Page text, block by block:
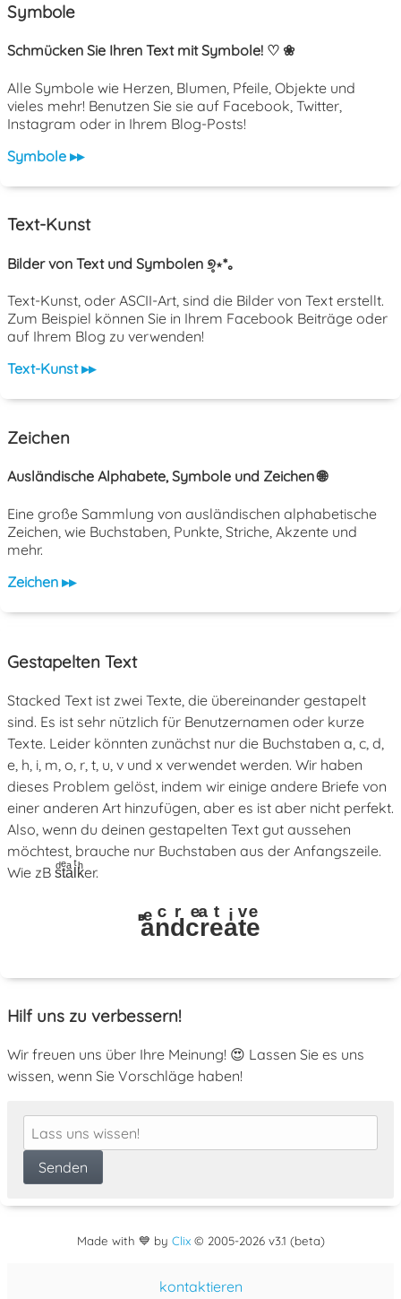
Symbole
Schmücken Sie Ihren Text mit Symbole! ♡ ❀
Alle Symbole wie Herzen, Blumen, Pfeile, Objekte und
vieles mehr! Benutzen Sie sie auf Facebook, Twitter,
Instagram oder in Ihrem Blog-Posts!
Symbole ▸▸
Text-Kunst
Bilder von Text und Symbolen ୭̥⋆*｡
Text-Kunst, oder ASCII-Art, sind die Bilder von Text erstellt.
Zum Beispiel können Sie in Ihrem Facebook Beiträge oder
auf Ihrem Blog zu verwenden!
Text-Kunst ▸▸
Zeichen
Ausländische Alphabete, Symbole und Zeichen 🌐
Eine große Sammlung von ausländischen alphabetische
Zeichen, wie Buchstaben, Punkte, Striche, Akzente und
mehr.
Zeichen ▸▸
Gestapelten Text
Stacked Text ist zwei Texte, die übereinander gestapelt
sind. Es ist sehr nützlich für Benutzernamen oder kurze
Texte. Leider könnten zunächst nur die Buchstaben a, c, d,
e, h, i, m, o, r, t, u, v und x verwendet werden. Wir haben
dieses Problem gelöst, indem wir einige andere Briefe von
einer anderen Art hinzufügen, aber es ist aber nicht perfekt.
Also, wenn du deinen gestapelten Text gut aussehen
möchtest, brauche nur Buchstaben aus der Anfangszeile.
Wie zB sͩtͤaͣlͭkͪer.
ⷡaͤnͨdͬcͤrͣeͭaͥtͮeͤ
Hilf uns zu verbessern!
Wir freuen uns über Ihre Meinung! 😍 Lassen Sie es uns
wissen, wenn Sie Vorschläge haben!
Made with 💙 by Clix© 2005-2026 v3.1 (beta)
kontaktieren